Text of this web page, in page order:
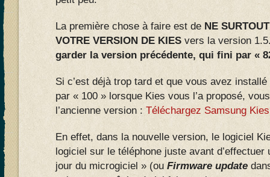
La première chose à faire est de NE
VOTRE VERSION DE KIES vers la version
garder la version précédente, qui fini par «
Si c’est déjà trop tard et que vous avez
par « 100 » lorsque Kies vous l’a proposé,
l’ancienne version :Téléchargez Samsung
En effet, dans la nouvelle version, le logiciel
logiciel sur le téléphone juste avant
jour du microgiciel » (ou Firmware update